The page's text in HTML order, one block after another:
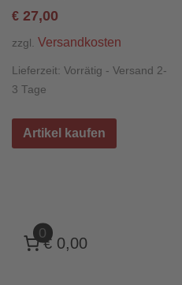
€ 27,00
zzgl. Versandkosten
Lieferzeit: Vorrätig - Versand 2-
3 Tage
Artikel kaufen
0
€ 0,00